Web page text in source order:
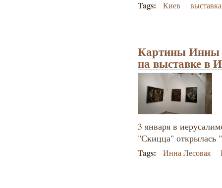
Tags: Киев выставка
Картины Инны
на выставке в
3 января в
"Скицца" открылась
Tags: Инна Лесовая